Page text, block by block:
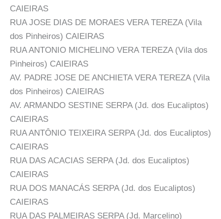
CAIEIRAS
RUA JOSE DIAS DE MORAES VERA TEREZA (Vila
dos Pinheiros) CAIEIRAS
RUA ANTONIO MICHELINO VERA TEREZA (Vila dos
Pinheiros) CAIEIRAS
AV. PADRE JOSE DE ANCHIETA VERA TEREZA (Vila
dos Pinheiros) CAIEIRAS
AV. ARMANDO SESTINE SERPA (Jd. dos Eucaliptos)
CAIEIRAS
RUA ANTÔNIO TEIXEIRA SERPA (Jd. dos Eucaliptos)
CAIEIRAS
RUA DAS ACACIAS SERPA (Jd. dos Eucaliptos)
CAIEIRAS
RUA DOS MANACÁS SERPA (Jd. dos Eucaliptos)
CAIEIRAS
RUA DAS PALMEIRAS SERPA (Jd. Marcelino)